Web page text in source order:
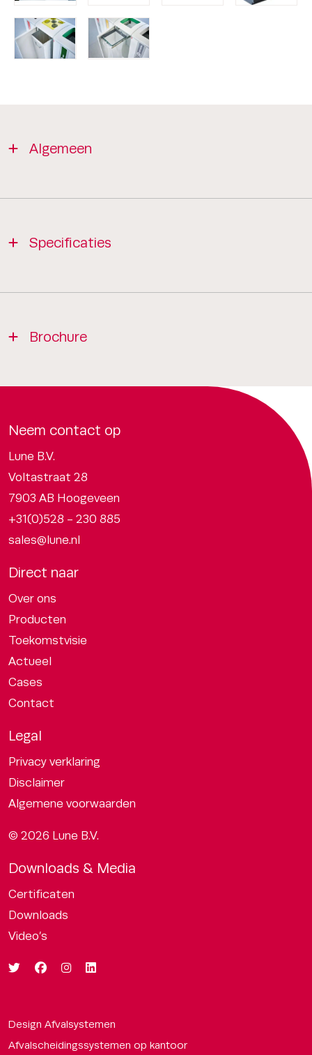
Algemeen
Specificaties
Brochure
Neem contact op
Lune B.V.
Voltastraat 28
7903 AB Hoogeveen
+31(0)528 - 230 885
sales@lune.nl
Direct naar
Over ons
Producten
Toekomstvisie
Actueel
Cases
Contact
Legal
Privacy verklaring
Disclaimer
Algemene voorwaarden
© 2026 Lune B.V.
Downloads & Media
Certificaten
Downloads
Video’s
Design Afvalsystemen
Afvalscheidingssystemen op kantoor